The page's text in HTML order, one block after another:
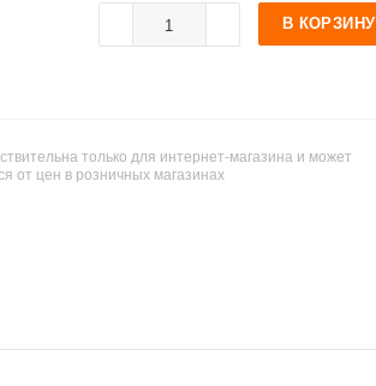
В КОРЗИНУ
только для интернет-магазина и может
от цен в розничных магазинах